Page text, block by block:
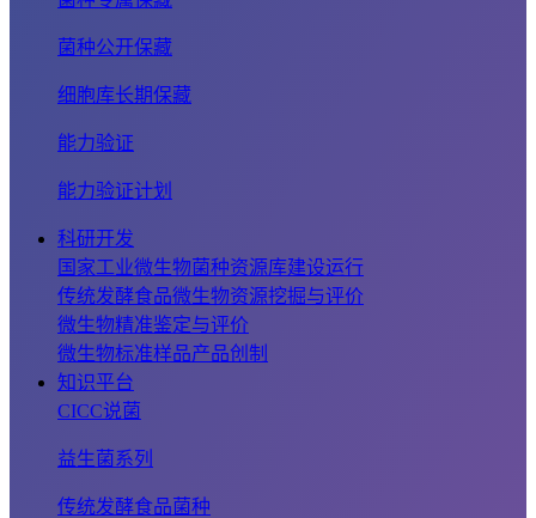
菌种公开保藏
细胞库长期保藏
能力验证
能力验证计划
科研开发
国家工业微生物菌种资源库建设运行
传统发酵食品微生物资源挖掘与评价
微生物精准鉴定与评价
微生物标准样品产品创制
知识平台
CICC说菌
益生菌系列
传统发酵食品菌种